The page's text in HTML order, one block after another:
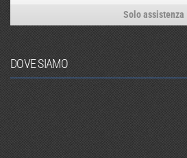
Solo assistenza
DOVE SIAMO